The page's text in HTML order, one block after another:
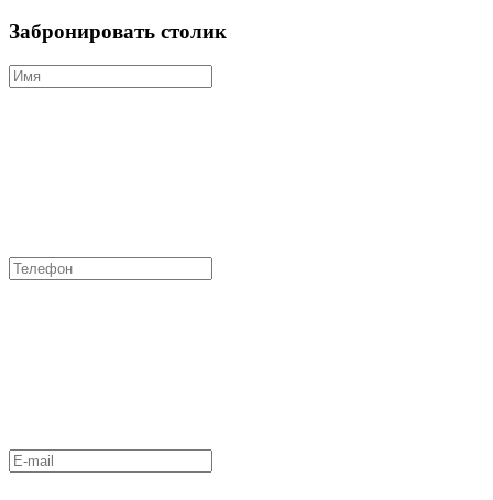
Забронировать столик